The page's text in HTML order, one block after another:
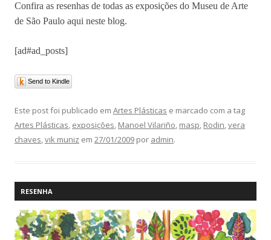
Confira as resenhas de todas as exposições do Museu de Arte
de São Paulo aqui neste blog.
[ad#ad_posts]
Send to Kindle
Este post foi publicado em Artes Plásticas e marcado com a tag
Artes Plásticas exposições Manoel Vilariño masp Rodin vera
chaves vik muniz em 27/01/2009 por admin.
RESENHA